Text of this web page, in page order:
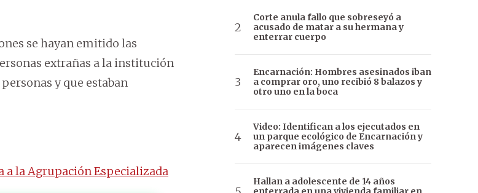
se hayan emitido las
extrañas a la institución
y que estaban
a la Agrupación Especializada
Corte anula fallo que sobreseyó a
acusado de matar a su hermana y
enterrar cuerpo
Encarnación: Hombres asesinados iban
a comprar oro, uno recibió 8 balazos y
otro uno en la boca
Video: Identifican a los ejecutados en
un parque ecológico de Encarnación y
aparecen imágenes claves
Hallan a adolescente de 14 años